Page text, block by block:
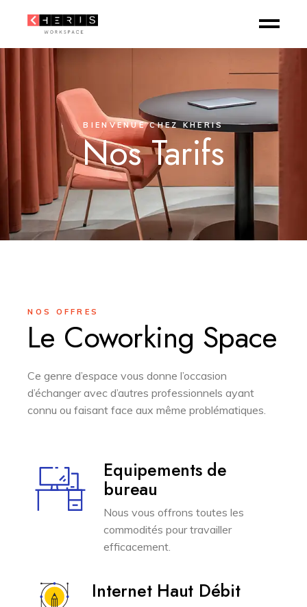
BIENVENUE CHEZ KHERIS
Nos Tarifs
NOS OFFRES
Le Coworking Space
Ce genre d’espace vous donne l’occasion
d’échanger avec d’autres professionnels ayant
connu ou faisant face aux même problématiques.
Equipements de
bureau
Nous vous offrons toutes les
commodités pour travailler
efficacement.
Internet Haut Débit